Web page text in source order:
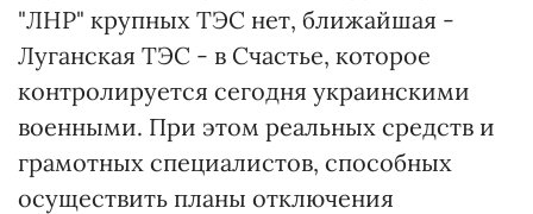
"ЛНР" крупных ТЭС нет, ближайшая -
Луганская ТЭС - в Счастье, которое
контролируется сегодня украинскими
военными. При этом реальных средств и
грамотных специалистов, способных
осуществить планы отключения